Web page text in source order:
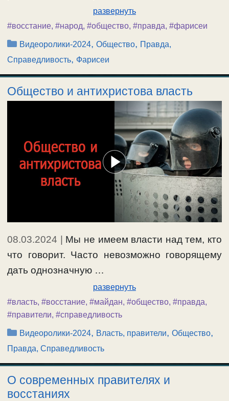
развернуть
#восстание, #народ, #общество, #правда, #фарисеи
Рубрики
Видеоролики-2024,Общество, Правда,
Справедливость, Фарисеи
Общество и антихристова власть
08.03.2024 | Мы не имеем власти над тем, кто
что говорит. Часто невозможно говорящему
дать однозначную …
развернуть
#власть, #восстание, #майдан, #общество, #правда,
#правители, #справедливость
Рубрики
Видеоролики-2024, Власть, правители,Общество,
Правда, Справедливость
О современных правителях и
восстаниях